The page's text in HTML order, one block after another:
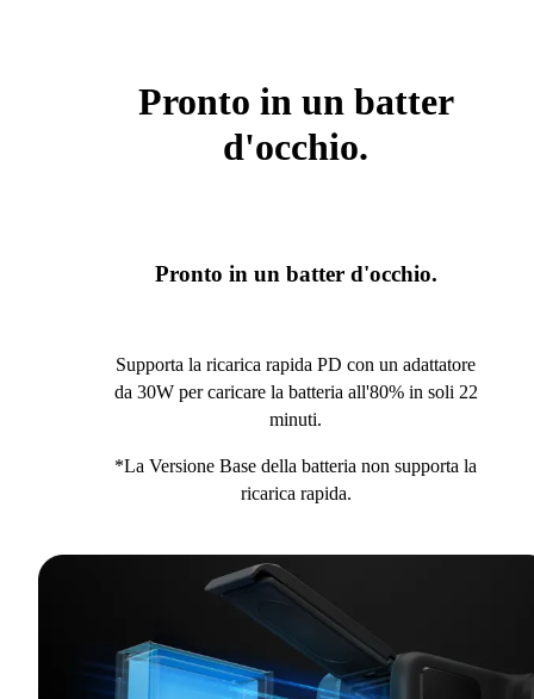
Pronto in un batter
d'occhio.
Pronto in un batter d'occhio.
Supporta la ricarica rapida PD con un adattatore
da 30W per caricare la batteria all'80% in soli 22
minuti.
*La Versione Base della batteria non supporta la
ricarica rapida.